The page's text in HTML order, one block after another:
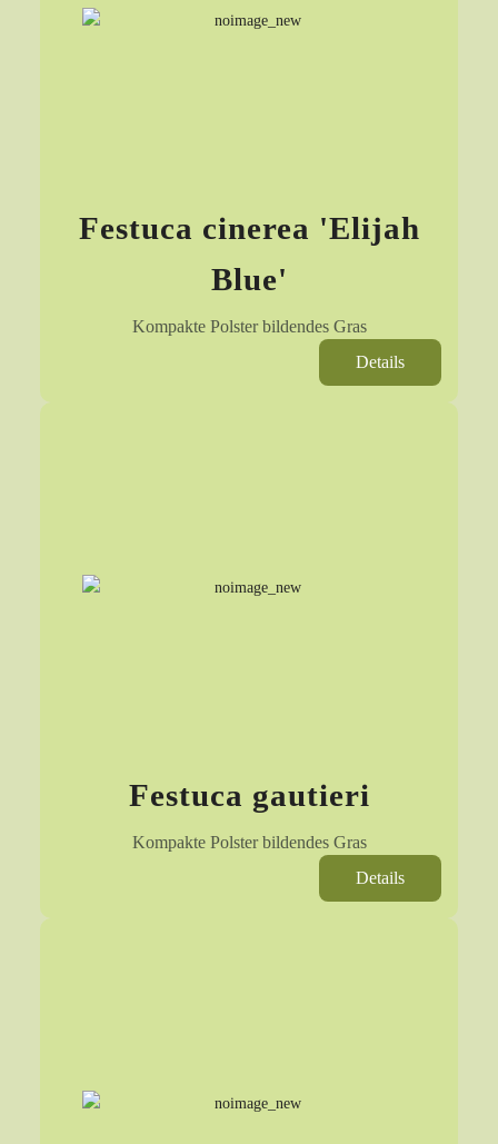
Festuca cinerea 'Elijah
Blue'
Kompakte Polster bildendes Gras
Details
Festuca gautieri
Kompakte Polster bildendes Gras
Details